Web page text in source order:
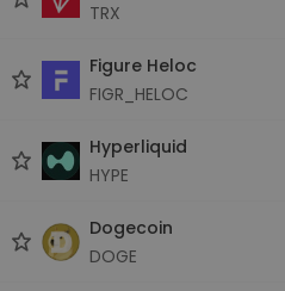
TRX
Figure Heloc
FIGR_HELOC
Hyperliquid
HYPE
Dogecoin
DOGE